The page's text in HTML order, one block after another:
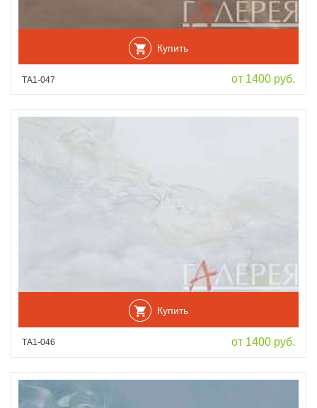
Купить
ТА1-047 от 1400 руб.
Купить
ТА1-046 от 1400 руб.